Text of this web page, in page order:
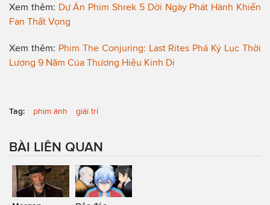
Xem thêm: Dự Án Phim Shrek 5 Dời Ngày Phát Hành Khiến
Fan Thất Vọng
Xem thêm: Phim The Conjuring: Last Rites Phá Kỷ Lục Thời
Lượng 9 Năm Của Thương Hiệu Kinh Dị
Tag: phim ảnh giải trí
BÀI LIÊN QUAN